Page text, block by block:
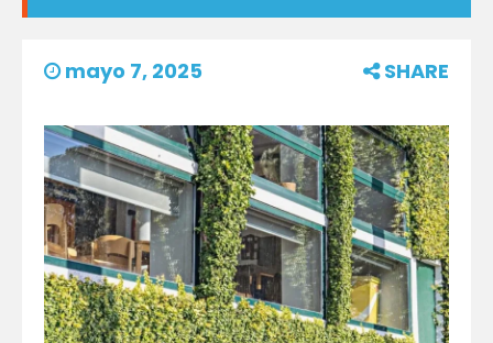
mayo 7, 2025 SHARE